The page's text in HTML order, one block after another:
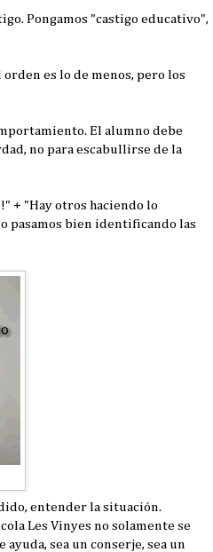
Pongamos "castigo educativo",
es lo de menos, pero los
El alumno debe
no para escabullirse de la
+ "Hay otros haciendo lo
pasamos bien identificando las
entender la situación.
Les Vinyes no solamente se
ayuda, sea un conserje, sea un